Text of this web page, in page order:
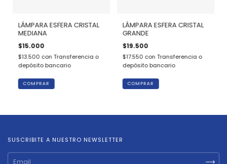
LÁMPARA ESFERA CRISTAL
MEDIANA
$15.000
$13.500 con Transferencia o
depósito bancario
COMPRAR
LÁMPARA ESFERA CRISTAL
GRANDE
$19.500
$17.550 con Transferencia o
depósito bancario
COMPRAR
SUSCRIBITE A NUESTRO NEWSLETTER